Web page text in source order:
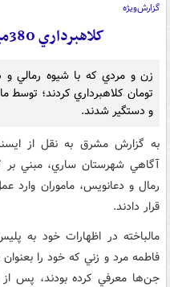
گزارش‌ویژه
کلاهبرداري 380ميليوني نمايندگان اجنه‌
زن و مردي که با شيوه رمالي و
تومان کلاهبرداري کردند؛ توسط
و دستگير شدند.
به گزارش مشرق به نقل از
آگاهي شهرستان ساري، مبني
رمال و دعانويس، ماموران
قرار دادند.
مالباخته در اظهارات خود به
فاطمه مرد و زني که خود را بعنوان
جن‌ها معرفي کرده بودند، پس